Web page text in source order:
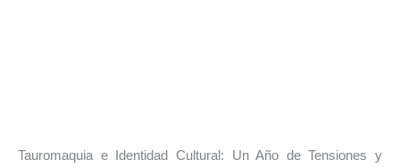
Tauromaquia e Identidad Cultural: Un Año de Tensiones y